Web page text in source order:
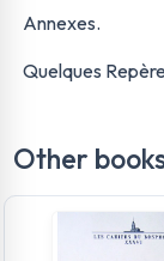
Annexes.
Quelques
Other